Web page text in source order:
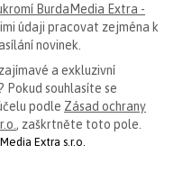
BurdaMedia Extra -
údaji pracovat zejména k
novinek.
a exkluzivní
Pokud souhlasíte se
podle Zásad ochrany
, zaškrtněte toto pole.
Extra s.r.o.